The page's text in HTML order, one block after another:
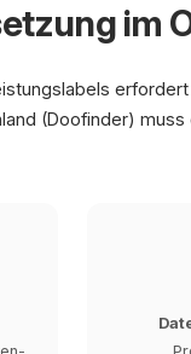
im
(Doofinder)